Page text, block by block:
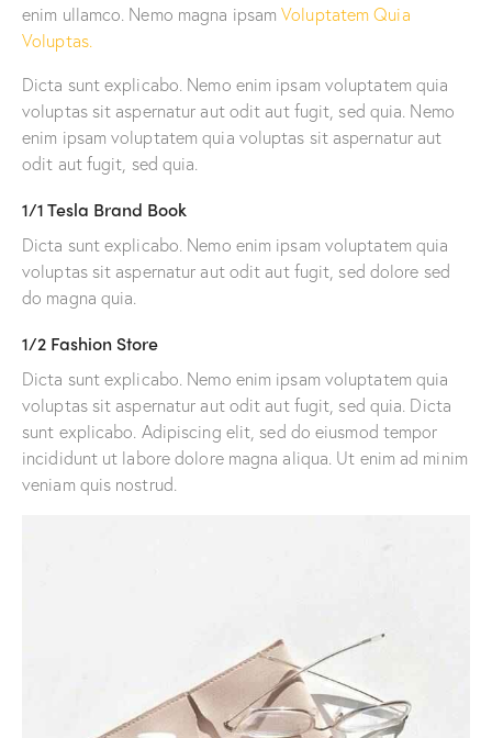
enim ullamco. Nemo magna ipsamVoluptatem Quia
Voluptas.
Dicta sunt explicabo. Nemo enim ipsam voluptatem quia
voluptas sit aspernatur aut odit aut fugit, sed quia. Nemo
enim ipsam voluptatem quia voluptas sit aspernatur aut
odit aut fugit, sed quia.
1/1 Tesla Brand Book
Dicta sunt explicabo. Nemo enim ipsam voluptatem quia
voluptas sit aspernatur aut odit aut fugit, sed dolore sed
do magna quia.
1/2 Fashion Store
Dicta sunt explicabo. Nemo enim ipsam voluptatem quia
voluptas sit aspernatur aut odit aut fugit, sed quia. Dicta
sunt explicabo. Adipiscing elit, sed do eiusmod tempor
incididunt ut labore dolore magna aliqua. Ut enim ad minim
veniam quis nostrud.